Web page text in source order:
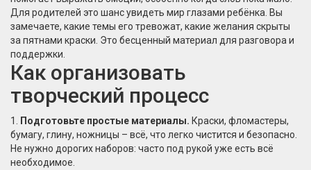
Для родителей это шанс увидеть мир глазами ребёнка. Вы
замечаете, какие темы его тревожат, какие желания скрыты
за пятнами краски. Это бесценный материал для разговора и
поддержки.
Как организовать
творческий процесс
1. Подготовьте простые материалы. Краски, фломастеры,
бумагу, глину, ножницы – всё, что легко чистится и безопасно.
Не нужно дорогих наборов: часто под рукой уже есть всё
необходимое.